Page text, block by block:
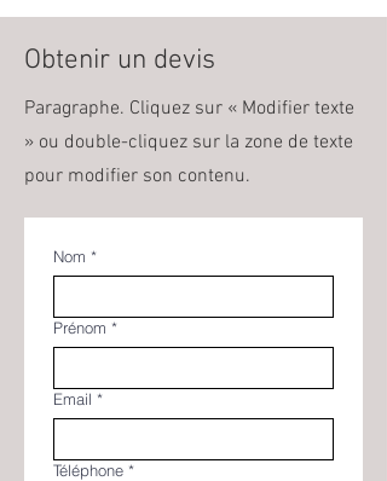
Obtenir un devis
Paragraphe. Cliquez sur « Modifier texte
» ou double-cliquez sur la zone de texte
pour modifier son contenu.
Nom *
Prénom *
Email *
Téléphone *